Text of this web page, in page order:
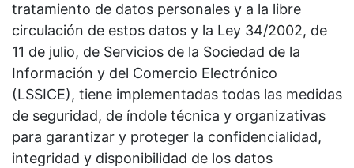
tratamiento de datos personales y a la libre
circulación de estos datos y la Ley 34/2002, de
11 de julio, de Servicios de la Sociedad de la
Información y del Comercio Electrónico
(LSSICE), tiene implementadas todas las medidas
de seguridad, de índole técnica y organizativas
para garantizar y proteger la confidencialidad,
integridad y disponibilidad de los datos